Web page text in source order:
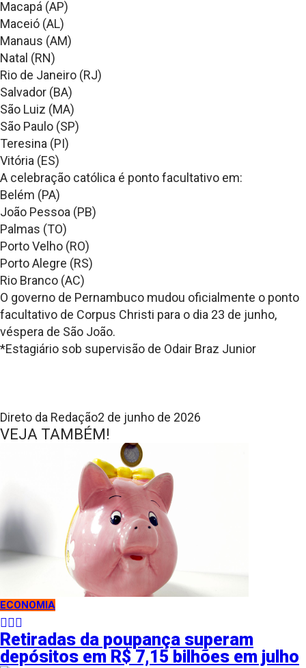
Macapá (AP)
Maceió (AL)
Manaus (AM)
Natal (RN)
Rio de Janeiro (RJ)
Salvador (BA)
São Luiz (MA)
São Paulo (SP)
Teresina (PI)
Vitória (ES)
A celebração católica é ponto facultativo em:
Belém (PA)
João Pessoa (PB)
Palmas (TO)
Porto Velho (RO)
Porto Alegre (RS)
Rio Branco (AC)
O governo de Pernambuco mudou oficialmente o ponto
facultativo de Corpus Christi para o dia 23 de junho,
véspera de São João.
*Estagiário sob supervisão de Odair Braz Junior
Direto da Redação2 de junho de 2026
VEJA TAMBÉM!
ECONOMIA
Retiradas da poupança superam
depósitos em R$ 7,15 bilhões em julho